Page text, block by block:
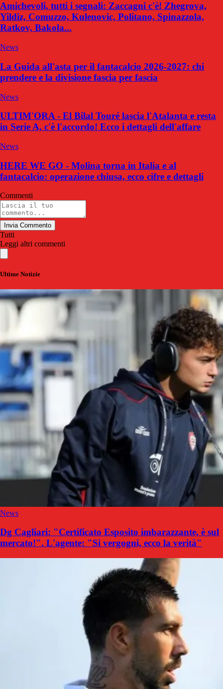
Amichevoli, tutti i segnali: Zaccagni c'è! Zhegrova,
Yildiz, Comuzzo, Kulenovic, Politano, Spinazzola,
Ratkov, Bakola...
News
La Guida all'asta per il fantacalcio 2026-2027: chi
prendere e la divisione fascia per fascia
News
ULTIM'ORA - El Bilal Touré lascia l'Atalanta e resta
in Serie A, c'è l'accordo! Ecco i dettagli dell'affare
News
HERE WE GO - Molina torna in Italia e al
fantacalcio: operazione chiusa, ecco cifre e dettagli
Commenti
Invia Commento
Tutti
Leggi altri commenti
Ultime Notizie
News
Dg Cagliari: "Certificato Esposito imbarazzante, è sul
mercato!". L'agente: "Si vergogni, ecco la verità"